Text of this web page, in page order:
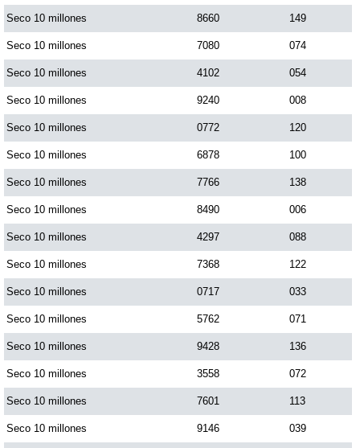
Saman de la suerte
Sinuano Día
Sinuano Noche
Super Chontico Noche
Seco 10 millones 8660 149
Seco 10 millones 7080 074
Seco 10 millones 4102 054
Seco 10 millones 9240 008
Seco 10 millones 0772 120
Seco 10 millones 6878 100
Seco 10 millones 7766 138
Seco 10 millones 8490 006
Seco 10 millones 4297 088
Seco 10 millones 7368 122
Seco 10 millones 0717 033
Seco 10 millones 5762 071
Seco 10 millones 9428 136
Seco 10 millones 3558 072
Seco 10 millones 7601 113
Seco 10 millones 9146 039